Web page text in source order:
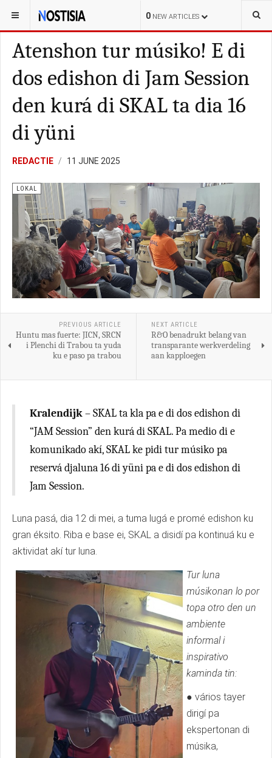
0 NEW ARTICLES
YOU ARE HERE: BONAIRE KORTE-POLISIAL
Atenshon tur músiko! E di
dos edishon di Jam Session
den kurá di SKAL ta dia 16
di yüni
REDACTIE 11 JUNE 2025
LOKAL
PREVIOUS ARTICLE
Huntu mas fuerte: JICN, SRCN
i Plenchi di Trabou ta yuda
ku e paso pa trabou
NEXT ARTICLE
R&O benadrukt belang van
transparante werkverdeling
aan kapploegen
Kralendijk– SKAL ta kla pa e di dos edishon di
“JAM Session” den kurá di SKAL. Pa medio di e
komunikado akí, SKAL ke pidi tur músiko pa
reservá djaluna 16 di yüni pa e di dos edishon di
Jam Session.
Luna pasá, dia 12 di mei, a tuma lugá e promé edishon ku
gran éksito. Riba e base ei, SKAL a disidí pa kontinuá ku e
aktividat akí tur luna.
Tur luna
músikonan lo por
topa otro den un
ambiente
informal i
inspirativo
kaminda tin:
● vários tayer
dirigí pa
ekspertonan di
músika,